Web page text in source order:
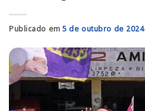
Publicado em5 de outubro de 2024